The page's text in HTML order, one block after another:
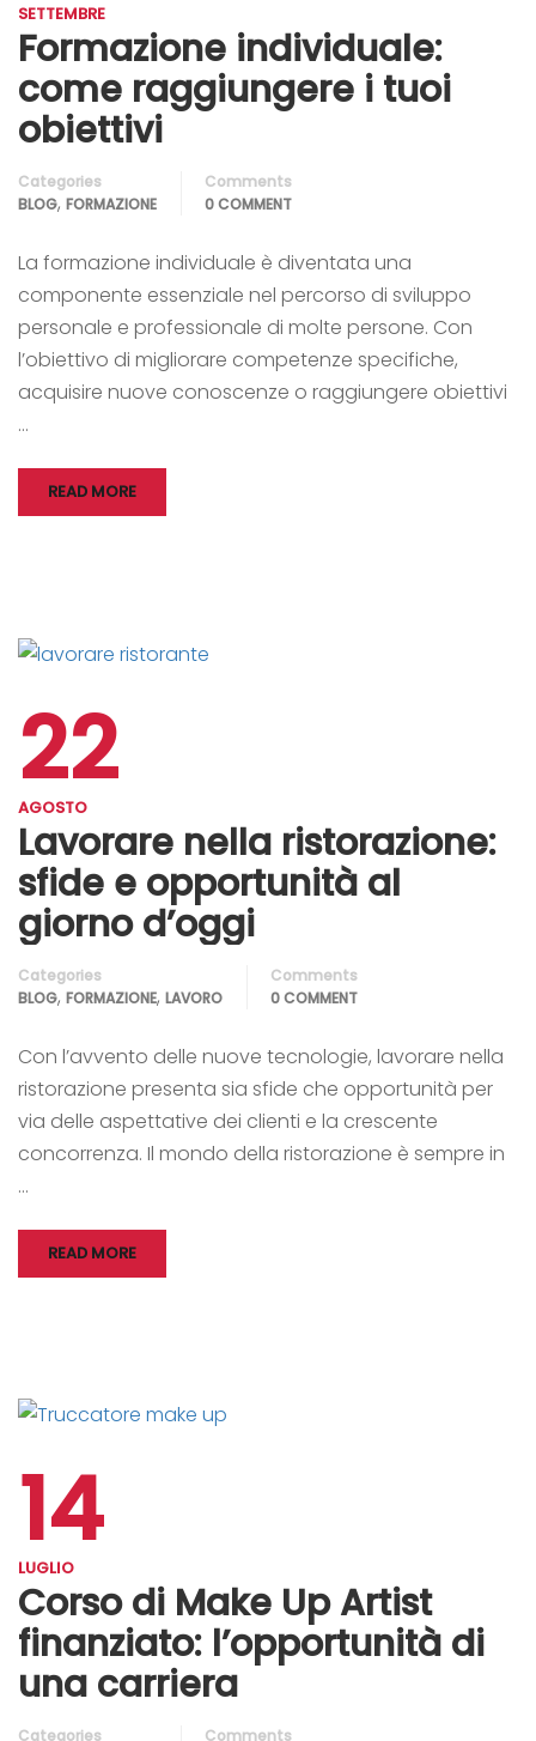
SETTEMBRE
Formazione individuale:
come raggiungere i tuoi
obiettivi
Categories
BLOG, FORMAZIONE
Comments
0 COMMENT
La formazione individuale è diventata una
componente essenziale nel percorso di sviluppo
personale e professionale di molte persone. Con
l’obiettivo di migliorare competenze specifiche,
acquisire nuove conoscenze o raggiungere obiettivi
…
READ MORE
22
AGOSTO
Lavorare nella ristorazione:
sfide e opportunità al
giorno d’oggi
Categories
BLOG, FORMAZIONE, LAVORO
Comments
0 COMMENT
Con l’avvento delle nuove tecnologie, lavorare nella
ristorazione presenta sia sfide che opportunità per
via delle aspettative dei clienti e la crescente
concorrenza. Il mondo della ristorazione è sempre in
…
READ MORE
14
LUGLIO
Corso di Make Up Artist
finanziato: l’opportunità di
una carriera
Categories Comments